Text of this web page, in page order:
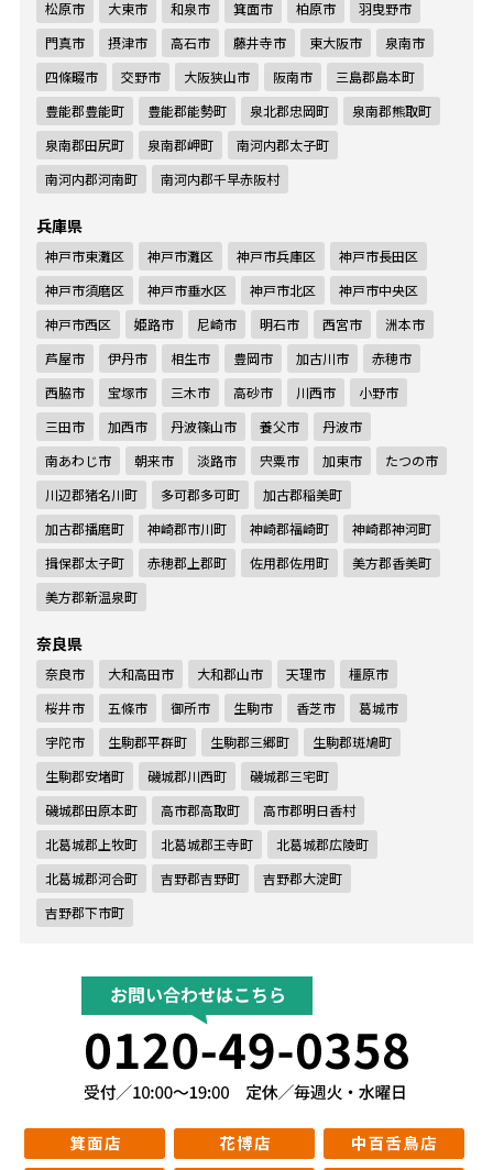
松原市
大東市 和泉市 箕面市 柏原市
羽曳野市
門真市
摂津市 高石市 藤井寺市 東大阪市
泉南市
四條畷市
交野市 大阪狭山市 阪南市
三島郡島本町
豊能郡豊能町
豊能郡能勢町 泉北郡忠岡町
泉南郡熊取町
泉南郡田尻町
泉南郡岬町
南河内郡太子町
南河内郡河南町
南河内郡千早赤阪村
兵庫県
神戸市東灘区 神戸市灘区 神戸市兵庫区
神戸市長田区
神戸市須磨区
神戸市垂水区 神戸市北区
神戸市中央区
神戸市西区
姫路市 尼崎市 明石市 西宮市
洲本市
芦屋市
伊丹市 相生市 豊岡市 加古川市
赤穂市
西脇市
宝塚市 三木市 高砂市 川西市
小野市
三田市
加西市 丹波篠山市 養父市
丹波市
南あわじ市
朝来市 淡路市 宍粟市 加東市
たつの市
川辺郡猪名川町
多可郡多可町
加古郡稲美町
加古郡播磨町
神崎郡市川町 神崎郡福崎町
神崎郡神河町
揖保郡太子町
赤穂郡上郡町 佐用郡佐用町
美方郡香美町
美方郡新温泉町
奈良県
奈良市 大和高田市 大和郡山市 天理市
橿原市
桜井市
五條市 御所市 生駒市 香芝市
葛城市
宇陀市
生駒郡平群町 生駒郡三郷町
生駒郡斑鳩町
生駒郡安堵町
磯城郡川西町
磯城郡三宅町
磯城郡田原本町
高市郡高取町
高市郡明日香村
北葛城郡上牧町
北葛城郡王寺町
北葛城郡広陵町
北葛城郡河合町
吉野郡吉野町
吉野郡大淀町
吉野郡下市町